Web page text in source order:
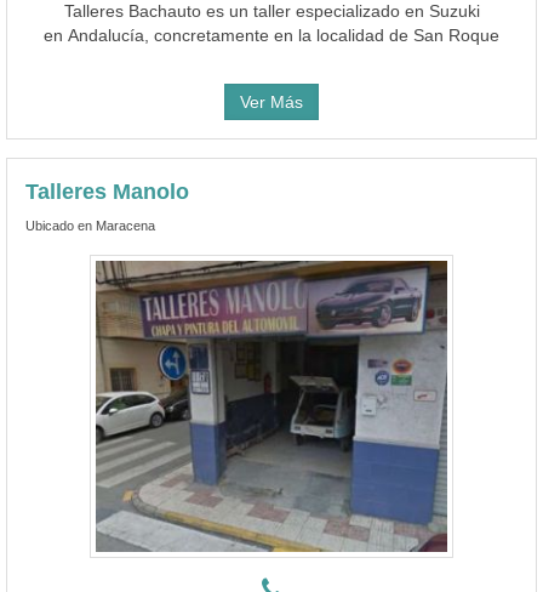
Talleres Bachauto es un taller especializado en Suzuki
en Andalucía, concretamente en la localidad de San Roque
Ver Más
Talleres Manolo
Ubicado en Maracena